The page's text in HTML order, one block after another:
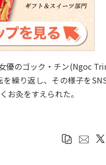
優のゴック・チン(Ngoc
繰り返し、その様子をSNS
お灸をすえられた。